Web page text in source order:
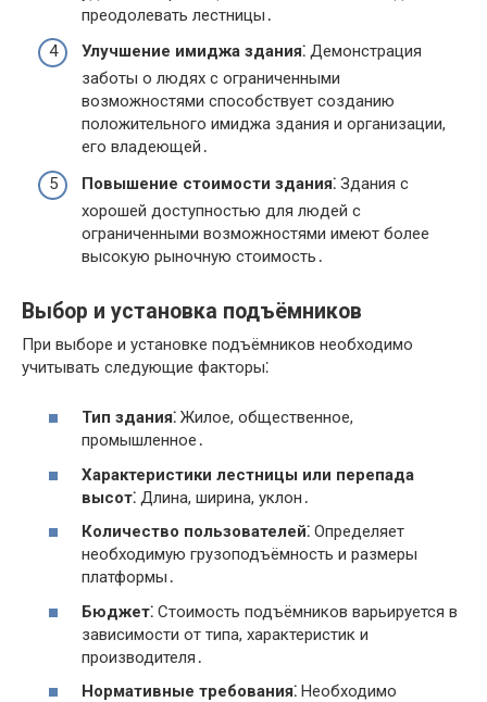
преодолевать лестницы․
Улучшение имиджа здания⁚ Демонстрация
заботы о людях с ограниченными
возможностями способствует созданию
положительного имиджа здания и организации,
его владеющей․
Повышение стоимости здания⁚ Здания с
хорошей доступностью для людей с
ограниченными возможностями имеют более
высокую рыночную стоимость․
Выбор и установка подъёмников
При выборе и установке подъёмников необходимо
учитывать следующие факторы⁚
Тип здания⁚ Жилое, общественное,
промышленное․
Характеристики лестницы или перепада
высот⁚ Длина, ширина, уклон․
Количество пользователей⁚ Определяет
необходимую грузоподъёмность и размеры
платформы․
Бюджет⁚ Стоимость подъёмников варьируется в
зависимости от типа, характеристик и
производителя․
Нормативные требования⁚ Необходимо